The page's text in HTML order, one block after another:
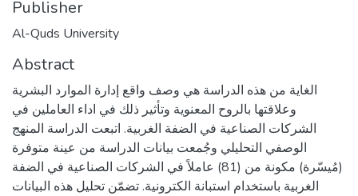
Publisher
Al-Quds University
Abstract
الغاية من هذه الدراسة هي وصف واقع إدارة الموارد البشرية
وعلاقتها بالروح المعنوية وتأثير ذلك في اداء العاملين في
الشركات الصناعية في الضفة الغربية. اتبعت الدراسة المنهج
الوصفي التحليلي وجُمعت بيانات الدراسة من عينة متوفرة
(مُيسّرة) مكونة من (81) عاملاً في الشركات الصناعية في الضفة
الغربية باستخدام استبانة الكترونية. تضمّن تحليل هذه البيانات